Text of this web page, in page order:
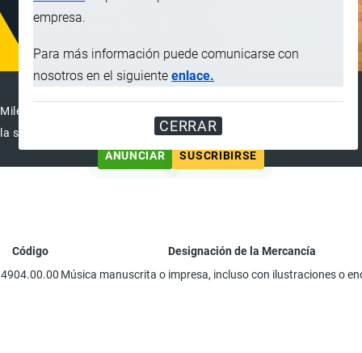
empresa.
Para más información puede comunicarse con
nosotros en el siguienteenlace.
CERRAR
Miles de visitantes ya vieron este anuncio, tu empresa puede ser
la siguiente
ANUNCIAR
SUSCRIBIRSE
Código
Designación de la Mercancía
4904.00.00 Música manuscrita o impresa, incluso con ilustraciones o